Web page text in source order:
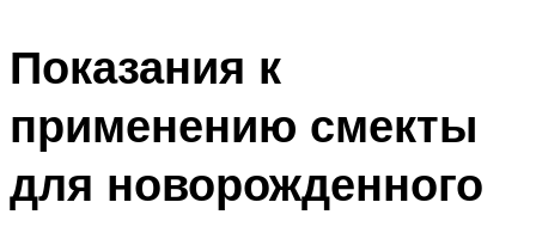
Показания к
применению смекты
для новорожденного